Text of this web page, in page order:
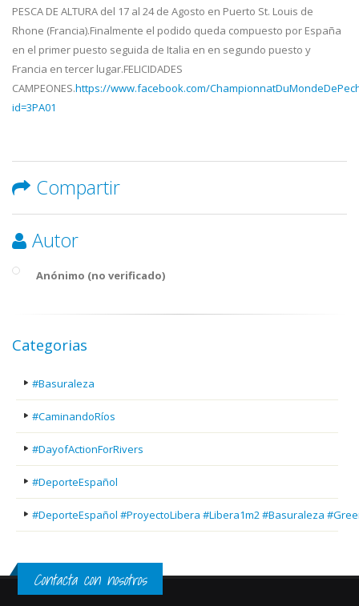
PESCA DE ALTURA del 17 al 24 de Agosto en Puerto St. Louis de
Rhone (Francia).Finalmente el podido queda compuesto por España
en el primer puesto seguida de Italia en en segundo puesto y
Francia en tercer lugar.FELICIDADES
CAMPEONES.https://www.facebook.com/
id=3PA01
Compartir
Autor
Anónimo (no verificado)
Categorias
#Basuraleza
#CaminandoRíos
#DayofActionForRivers
#DeporteEspañol
#DeporteEspañol #ProyectoLibera #Libera1m2 #Basuraleza
Contacta con nosotros